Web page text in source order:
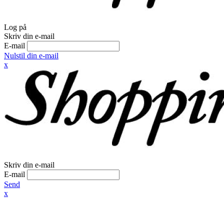
Log på
Skriv din e-mail
E-mail
Nulstil din e-mail
x
Skriv din e-mail
E-mail
Send
x